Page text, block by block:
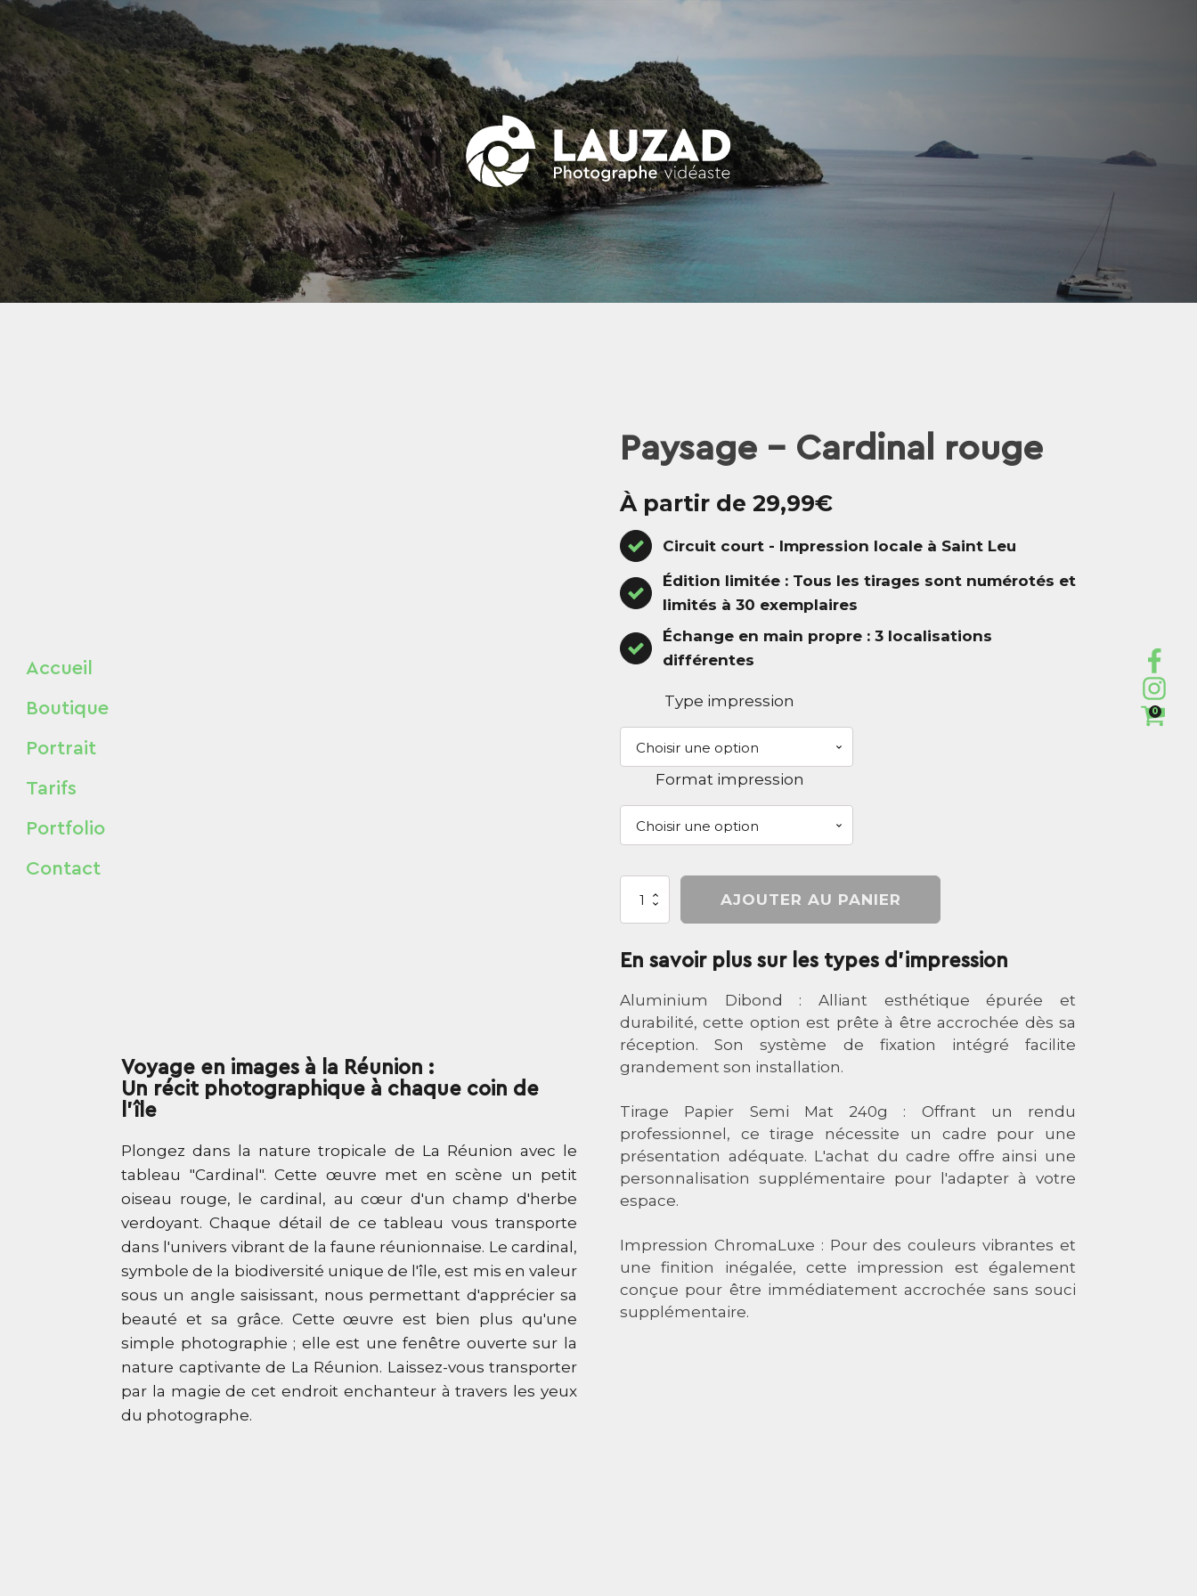
Voyage en images à la Réunion :
Un récit photographique à chaque coin de
l'île
Plongez dans la nature tropicale de La Réunion avec le
tableau "Cardinal". Cette œuvre met en scène un petit
oiseau rouge, le cardinal, au cœur d'un champ d'herbe
verdoyant. Chaque détail de ce tableau vous transporte
dans l'univers vibrant de la faune réunionnaise. Le cardinal,
symbole de la biodiversité unique de l'île, est mis en valeur
sous un angle saisissant, nous permettant d'apprécier sa
beauté et sa grâce. Cette œuvre est bien plus qu'une
simple photographie ; elle est une fenêtre ouverte sur la
nature captivante de La Réunion. Laissez-vous transporter
par la magie de cet endroit enchanteur à travers les yeux
du photographe.
Paysage - Cardinal rouge
À partir de 29,99€
Circuit court - Impression locale à Saint Leu
Édition limitée : Tous les tirages sont numérotés et
limités à 30 exemplaires
Échange en main propre : 3 localisations
différentes
Type impression
Format impression
quantité
Paysage
Cardinal
AJOUTER AU PANIER
En savoir plus sur les types d'impression
Aluminium Dibond : Alliant esthétique épurée et
durabilité, cette option est prête à être accrochée dès sa
réception. Son système de fixation intégré facilite
grandement son installation.
Tirage Papier Semi Mat 240g : Offrant un rendu
professionnel, ce tirage nécessite un cadre pour une
présentation adéquate. L'achat du cadre offre ainsi une
personnalisation supplémentaire pour l'adapter à votre
espace.
Impression ChromaLuxe : Pour des couleurs vibrantes et
une finition inégalée, cette impression est également
conçue pour être immédiatement accrochée sans souci
supplémentaire.
0
Accueil
Boutique
Portrait
Tarifs
Portfolio
Contact